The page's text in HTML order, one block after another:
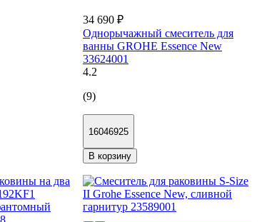
34 690 ₽
Однорычажный смеситель для
ванны GROHE Essence New
33624001
4.2
(9)
16046925
В корзину